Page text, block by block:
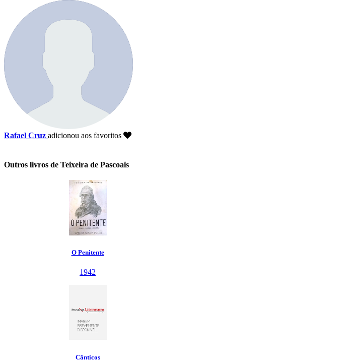
Rafael Cruz adicionou aos favoritos
Outros livros de Teixeira de Pascoais
O Penitente
1942
Cânticos